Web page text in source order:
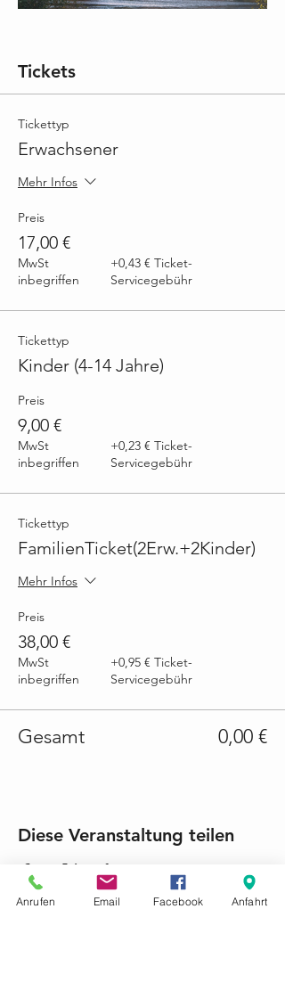
Tickets
Tickettyp
Erwachsener
Mehr Infos
Preis
17,00 €
MwSt
inbegriffen
+0,43 € Ticket-
Servicegebühr
Tickettyp
Kinder (4-14 Jahre)
Preis
9,00 €
MwSt
inbegriffen
+0,23 € Ticket-
Servicegebühr
Tickettyp
FamilienTicket(2Erw.+2Kinder)
Mehr Infos
Preis
38,00 €
MwSt
inbegriffen
+0,95 € Ticket-
Servicegebühr
Gesamt 0,00 €
Diese Veranstaltung teilen
Anrufen Email Facebook Anfahrt